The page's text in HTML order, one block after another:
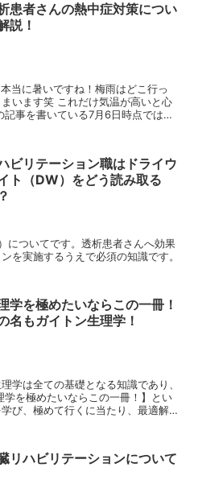
患者さんの熱中症対策につい
説！
当に暑いですね！梅雨はどこ行っ
います笑 これだけ気温が高いと心
事を書いている7月6日時点では、
ビリテーション職はドライウ
ト（DW）をどう読み取る
についてです。透析患者さんへ効果
を実施するうえで必須の知識です。
学を極めたいならこの一冊！
名もガイトン生理学！
学は全ての基礎となる知識であり、
を極めたいならこの一冊！】とい
び、極めて行くに当たり、最適解の
リハビリテーションについて